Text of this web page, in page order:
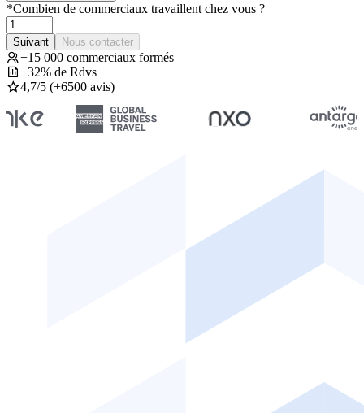
*Combien de commerciaux travaillent chez vous ?
Suivant Nous contacter
+15 000 commerciaux formés
+32% de Rdvs
4,7/5 (+6500 avis)